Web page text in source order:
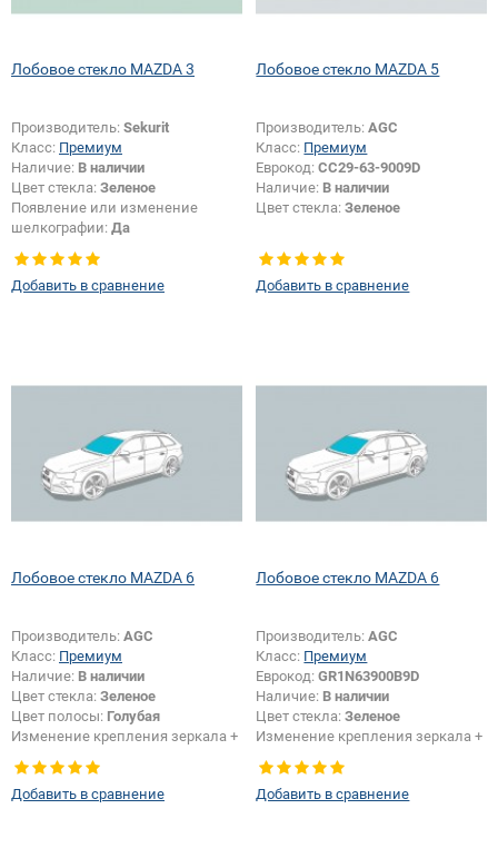
Лобовое стекло MAZDA 3
Производитель: Sekurit
Класс: Премиум
Наличие: В наличии
Цвет стекла: Зеленое
Появление или изменение
шелкографии: Да
Добавить в сравнение
Лобовое стекло MAZDA 5
Производитель:AGC
Класс: Премиум
Еврокод:CC29-63-9009D
Наличие: В наличии
Цвет стекла:Зеленое
Добавить в сравнение
Лобовое стекло MAZDA 6
Производитель: AGC
Класс: Премиум
Наличие: В наличии
Цвет стекла: Зеленое
Цвет полосы: Голубая
Изменение крепления зеркала +
шелкографии:
Добавить в сравнение
Лобовое стекло MAZDA 6
Производитель:AGC
Класс: Премиум
Еврокод:GR1N63900B9D
Наличие: В наличии
Цвет стекла:Зеленое
Изменение крепления зеркала +
шелкографии:
Добавить в сравнение